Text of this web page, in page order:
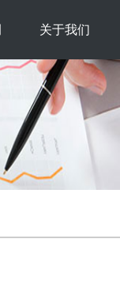
关于我们